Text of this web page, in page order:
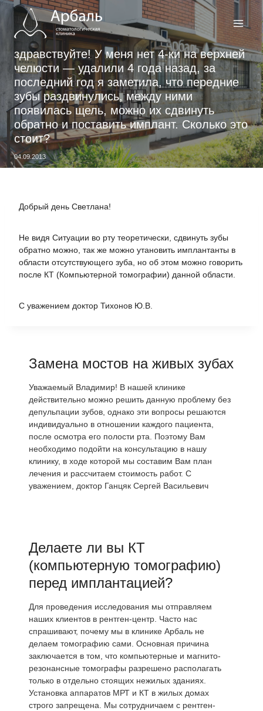
Перейти
содержимому
здравствуйте! У меня нет 4-ки на верхней
челюсти — удалили 4 года назад, за
последний год я заметила, что передние
зубы раздвинулись, между ними
появилась щель, можно их сдвинуть
обратно и поставить имплант. Сколько это
стоит?
04.09.2013
Добрый день Светлана!
Не видя Ситуации во рту теоретически, сдвинуть зубы
обратно можно, так же можно утановить имплантанты в
области отсутствующего зуба, но об этом можно говорить
после КТ (Компьютерной томографии) данной области.
С уважением доктор Тихонов Ю.В.
Замена мостов на живых зубах
Уважаемый Владимир! В нашей клинике
действительно можно решить данную проблему без
депульпации зубов, однако эти вопросы решаются
индивидуально в отношении каждого пациента,
после осмотра его полости рта. Поэтому Вам
необходимо подойти на консультацию в нашу
клинику, в ходе которой мы составим Вам план
лечения и рассчитаем стоимость работ. С
уважением, доктор Ганцяк Сергей Васильевич
Делаете ли вы КТ
(компьютерную томографию)
перед имплантацией?
Для проведения исследования мы отправляем
наших клиентов в рентген-центр. Часто нас
спрашивают, почему мы в клинике Арбаль не
делаем томографию сами. Основная причина
заключается в том, что компьютерные и магнито-
резонансные томографы разрешено располагать
только в отдельно стоящих нежилых зданиях.
Установка аппаратов МРТ и КТ в жилых домах
строго запрещена. Мы сотрудничаем с рентген-